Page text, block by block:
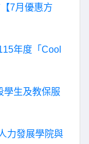
7月優惠方
年度「Cool
學生及教保服
力發展學院與